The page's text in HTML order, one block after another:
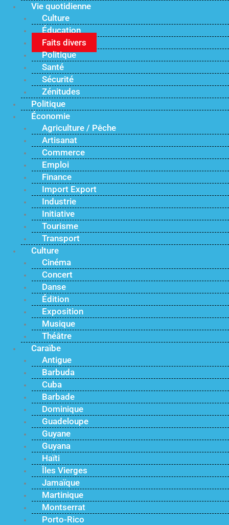
Vie quotidienne
Culture
Éducation
Faits divers
Politique
Santé
Sécurité
Zénitudes
Politique
Économie
Agriculture / Pêche
Artisanat
Commerce
Emploi
Finance
Import Export
Industrie
Initiative
Tourisme
Transport
Culture
Cinéma
Concert
Danse
Édition
Exposition
Musique
Théâtre
Caraïbe
Antigue
Barbuda
Cuba
Barbade
Dominique
Guadeloupe
Guyane
Guyana
Haïti
Îles Vierges
Jamaïque
Martinique
Montserrat
Porto-Rico